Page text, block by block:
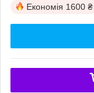
Економія 1600 ₴